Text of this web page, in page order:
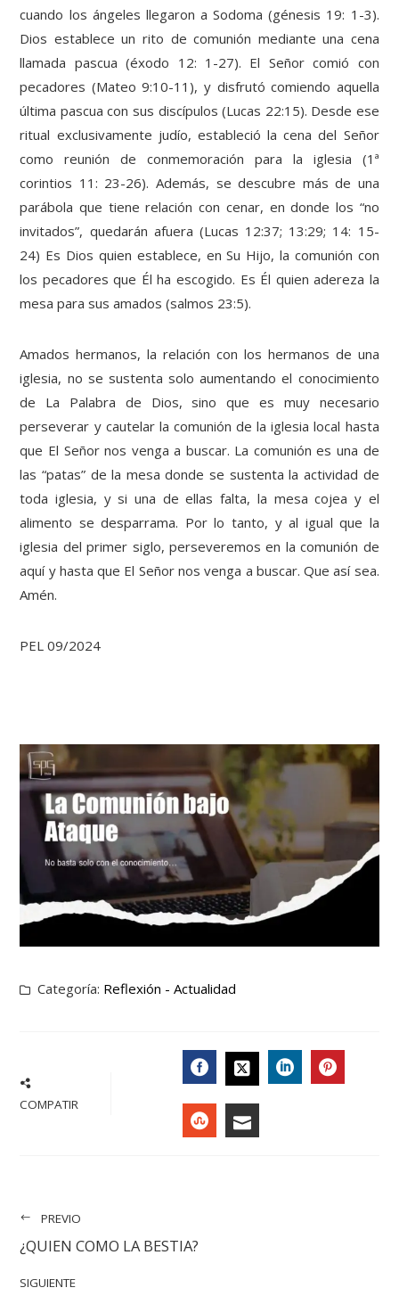
cuando los ángeles llegaron a Sodoma (génesis 19: 1-3).
Dios establece un rito de comunión mediante una cena
llamada pascua (éxodo 12: 1-27). El Señor comió con
pecadores (Mateo 9:10-11), y disfrutó comiendo aquella
última pascua con sus discípulos (Lucas 22:15). Desde ese
ritual exclusivamente judío, estableció la cena del Señor
como reunión de conmemoración para la iglesia (1ª
corintios 11: 23-26). Además, se descubre más de una
parábola que tiene relación con cenar, en donde los “no
invitados”, quedarán afuera (Lucas 12:37; 13:29; 14: 15-
24) Es Dios quien establece, en Su Hijo, la comunión con
los pecadores que Él ha escogido. Es Él quien adereza la
mesa para sus amados (salmos 23:5).
Amados hermanos, la relación con los hermanos de una
iglesia, no se sustenta solo aumentando el conocimiento
de La Palabra de Dios, sino que es muy necesario
perseverar y cautelar la comunión de la iglesia local hasta
que El Señor nos venga a buscar. La comunión es una de
las “patas” de la mesa donde se sustenta la actividad de
toda iglesia, y si una de ellas falta, la mesa cojea y el
alimento se desparrama. Por lo tanto, y al igual que la
iglesia del primer siglo, perseveremos en la comunión de
aquí y hasta que El Señor nos venga a buscar. Que así sea.
Amén.
PEL 09/2024
Categoría: Reflexión - Actualidad
COMPATIR FACEBOOK
TWITTER
PREVIO
¿QUIEN COMO LA BESTIA?
SIGUIENTE